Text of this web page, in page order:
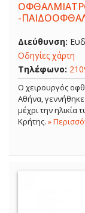
-
Διεύθυνση:
Οδηγίες χάρτη
Τηλέφωνο:
Ο χειρουργός
Αθήνα,
μέχρι την ηλικία
Κρήτης. »